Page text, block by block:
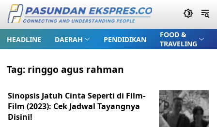
HEADLINE DAERAH PENDIDIKAN
FOOD &
TRAVELING
Tag: ringgo agus rahman
Sinopsis Jatuh Cinta Seperti di Film-
Film (2023): Cek Jadwal Tayangnya
Disini!